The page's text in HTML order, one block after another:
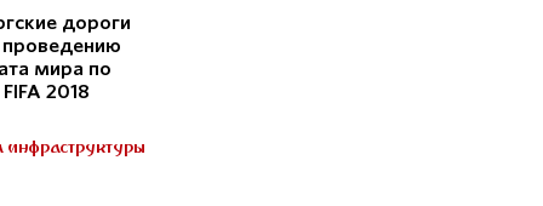
дороги
проведению
мира по
2018
инфраструктуры